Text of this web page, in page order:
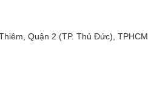
Quận 2 (TP. Thủ Đức), TPHCM